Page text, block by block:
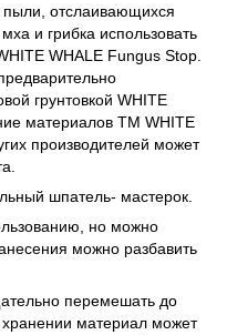
пыли, отслаивающихся
и грибка использовать
WHALE Fungus Stop.
грунтовкой WHITE
материалов ТМ WHITE
производителей может
шпатель- мастерок.
но можно
можно разбавить
перемешать до
материал может